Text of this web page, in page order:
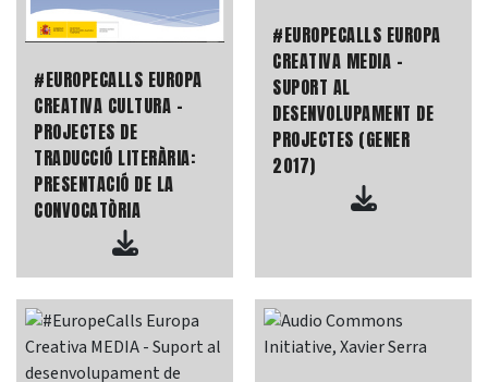
#EUROPECALLS EUROPA
CREATIVA CULTURA -
PROJECTES DE
TRADUCCIÓ LITERÀRIA:
PRESENTACIÓ DE LA
CONVOCATÒRIA
#EUROPECALLS EUROPA
CREATIVA MEDIA -
SUPORT AL
DESENVOLUPAMENT DE
PROJECTES (GENER
2017)